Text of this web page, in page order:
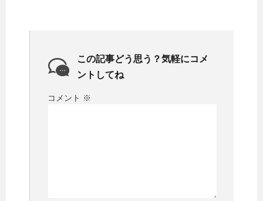
この記事どう思う？気軽にコメ
ントしてね
コメント ※